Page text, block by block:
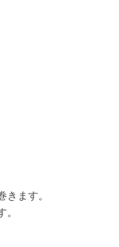
ます。